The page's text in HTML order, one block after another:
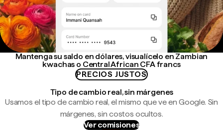
Mantenga su saldo en dólares, visualícelo en Zambian
kwachas o Central African CFA francs
PRECIOS JUSTOS
Tipo de cambio real, sin márgenes
Usamos el tipo de cambio real, el mismo que ve en Google. Sin
márgenes, sin costos ocultos.
Ver comisiones